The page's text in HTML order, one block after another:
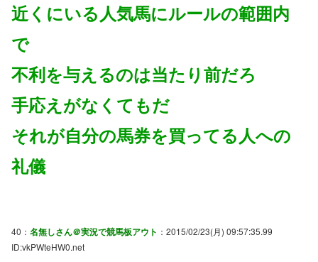
近くにいる人気馬にルールの範囲内
で
不利を与えるのは当たり前だろ
手応えがなくてもだ
それが自分の馬券を買ってる人への
礼儀
40： 名無しさん＠実況で競馬板アウト ：2015/02/23(月) 09:57:35.99
ID:vkPWteHW0.net